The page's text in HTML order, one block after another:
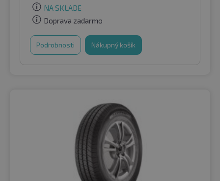
NA SKLADE
Doprava zadarmo
Podrobnosti Nákupný košík